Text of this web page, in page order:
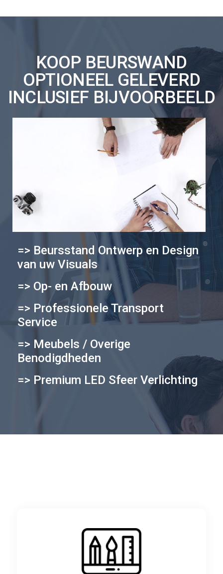
KOOP BEURSWAND
OPTIONEEL GELEVERD
INCLUSIEF BIJVOORBEELD
=> Beursstand Ontwerp en Design
van uw Visuals
=> Op- en Afbouw
=> Professionele Transport
Service
=> Meubels / Overige
Benodigdheden
=> Premium LED Sfeer Verlichting